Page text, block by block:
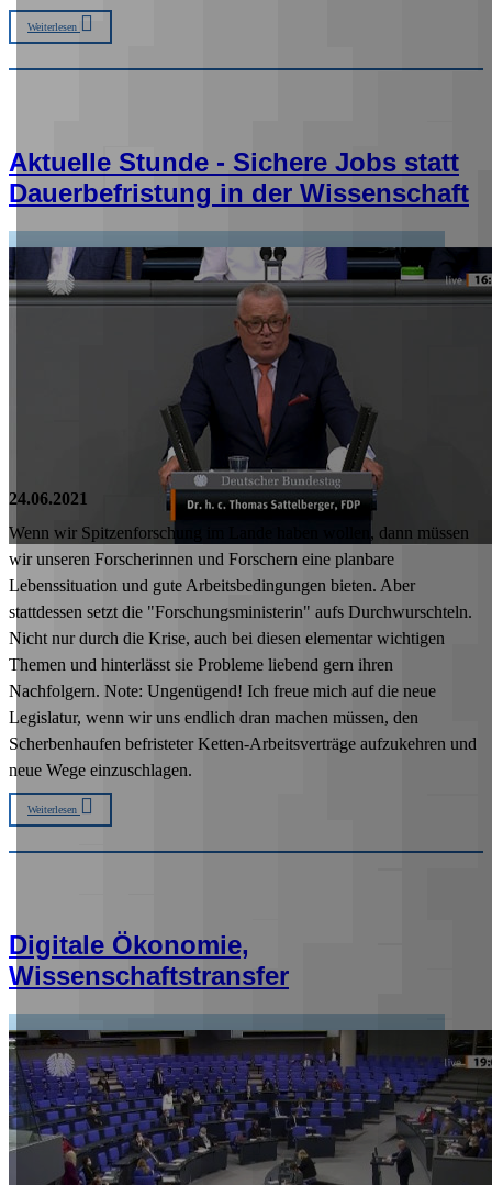
Weiterlesen
Aktuelle Stunde - Sichere Jobs statt
Dauerbefristung in der Wissenschaft
24.06.2021
Wenn wir Spitzenforschung im Lande haben wollen, dann müssen
wir unseren Forscherinnen und Forschern eine planbare
Lebenssituation und gute Arbeitsbedingungen bieten. Aber
stattdessen setzt die "Forschungsministerin" aufs Durchwurschteln.
Nicht nur durch die Krise, auch bei diesen elementar wichtigen
Themen und hinterlässt sie Probleme liebend gern ihren
Nachfolgern. Note: Ungenügend! Ich freue mich auf die neue
Legislatur, wenn wir uns endlich dran machen müssen, den
Scherbenhaufen befristeter Ketten-Arbeitsverträge aufzukehren und
neue Wege einzuschlagen.
Weiterlesen
Digitale Ökonomie,
Wissenschaftstransfer